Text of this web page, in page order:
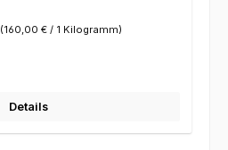
(160,00 € / 1 Kilogramm)
Details